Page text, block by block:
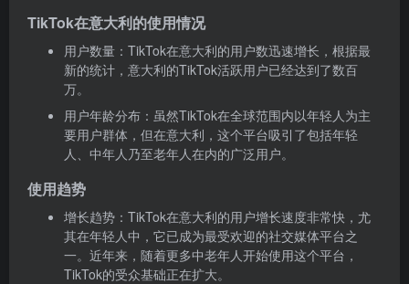
TikTok在意大利的使用情况
用户数量：TikTok在意大利的用户数迅速增长，根据最
新的统计，意大利的TikTok活跃用户已经达到了数百
万。
用户年龄分布：虽然TikTok在全球范围内以年轻人为主
要用户群体，但在意大利，这个平台吸引了包括年轻
人、中年人乃至老年人在内的广泛用户。
使用趋势
增长趋势：TikTok在意大利的用户增长速度非常快，尤
其在年轻人中，它已成为最受欢迎的社交媒体平台之
一。近年来，随着更多中老年人开始使用这个平台，
TikTok的受众基础正在扩大。